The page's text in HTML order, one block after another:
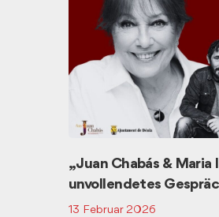
„Juan Chabás & Maria
unvollendetes
13 Februar 2026